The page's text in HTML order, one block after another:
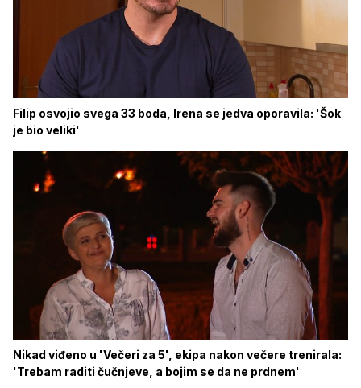
Filip osvojio svega 33 boda, Irena se jedva oporavila: 'Šok
je bio veliki'
Nikad viđeno u 'Večeri za 5', ekipa nakon večere trenirala:
'Trebam raditi čučnjeve, a bojim se da ne prdnem'